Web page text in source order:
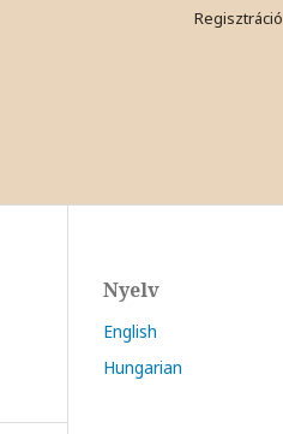
Regisztráció
Nyelv
English
Hungarian